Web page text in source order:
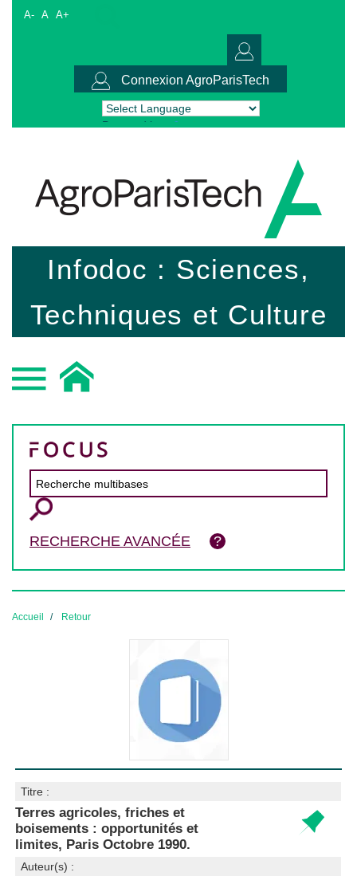
A- A A+
Connexion AgroParisTech
Powered by Translate
Infodoc : Sciences,
Techniques et Culture
RECHERCHE AVANCÉE
Accueil Retour
Titre :
Terres agricoles, friches et
boisements : opportunités et
limites, Paris Octobre 1990.
Auteur(s) :